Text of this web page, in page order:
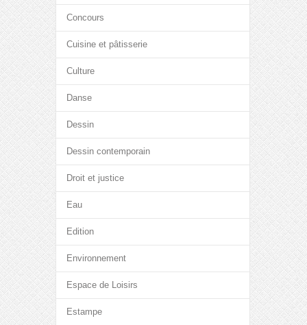
Concours
Cuisine et pâtisserie
Culture
Danse
Dessin
Dessin contemporain
Droit et justice
Eau
Edition
Environnement
Espace de Loisirs
Estampe